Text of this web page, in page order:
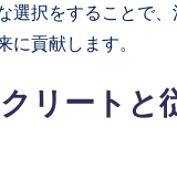
選択をすることで
貢献します。
リートと